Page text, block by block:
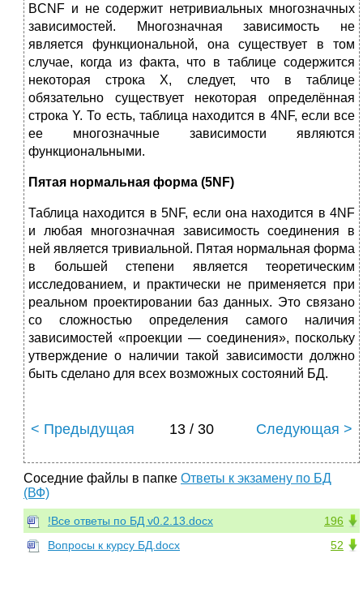
BCNF и не содержит нетривиальных многозначных
зависимостей. Многозначная зависимость не
является функциональной, она существует в том
случае, когда из факта, что в таблице содержится
некоторая строка X, следует, что в таблице
обязательно существует некоторая определённая
строка Y. То есть, таблица находится в 4NF, если все
ее многозначные зависимости являются
функциональными.
Пятая нормальная форма (5NF)
Таблица находится в 5NF, если она находится в 4NF
и любая многозначная зависимость соединения в
ней является тривиальной. Пятая нормальная форма
в большей степени является теоретическим
исследованием, и практически не применяется при
реальном проектировании баз данных. Это связано
со сложностью определения самого наличия
зависимостей «проекции — соединения», поскольку
утверждение о наличии такой зависимости должно
быть сделано для всех возможных состояний БД.
< Предыдущая 13 / 30 Следующая >
Соседние файлы в папке Ответы к экзамену по БД
(ВФ)
196
!Все ответы по БД v0.2.13.docx
52
Вопросы к курсу БД.docx